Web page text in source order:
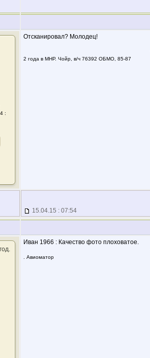
:
Отсканировал? Молодец!
2 года в МНР. Чойр, в/ч 76392 ОБМО, 85-87
15.04.15 : 07:54
Иван 1966 : Качество фото плоховатое.
. Авиоматор